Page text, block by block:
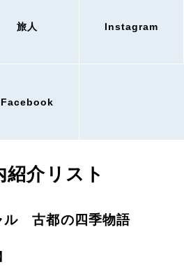
旅人 Instagram
Facebook
紹介リスト
ル 古都の四季物語